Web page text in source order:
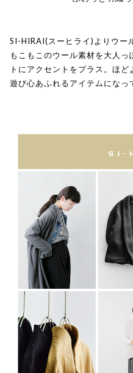
SI-HIRAI(スーヒライ)よりウー
もこもこのウール素材を大人
トにアクセントをプラス。ほど
遊び心あふれるアイテムになっ